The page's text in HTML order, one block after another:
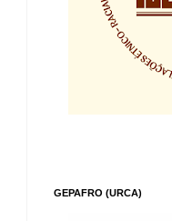
GEPAFRO (URCA)